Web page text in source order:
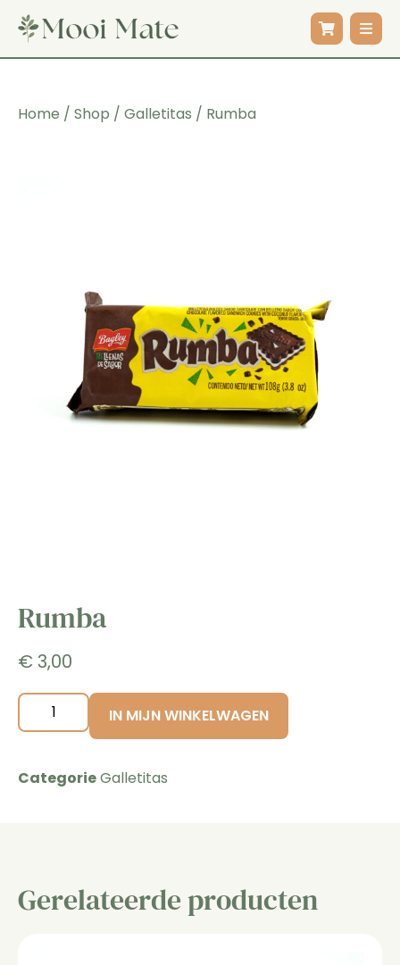
Home / Shop / Galletitas / Rumba
Rumba
€ 3,00
IN MIJN WINKELWAGEN
CategorieGalletitas
Gerelateerde producten